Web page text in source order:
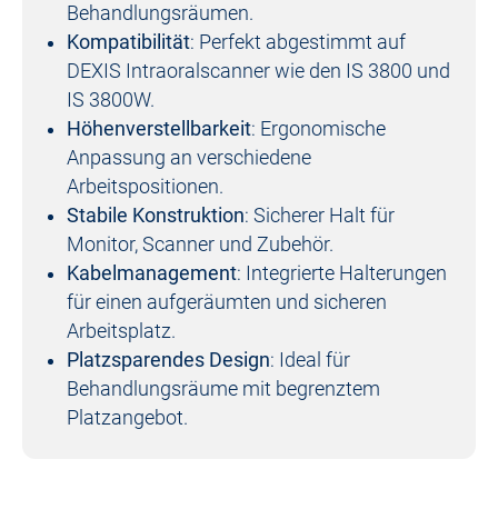
Behandlungsräumen.
Kompatibilität: Perfekt abgestimmt auf
DEXIS Intraoralscanner wie den IS 3800 und
IS 3800W.
Höhenverstellbarkeit: Ergonomische
Anpassung an verschiedene
Arbeitspositionen.
Stabile Konstruktion: Sicherer Halt für
Monitor, Scanner und Zubehör.
Kabelmanagement: Integrierte Halterungen
für einen aufgeräumten und sicheren
Arbeitsplatz.
Platzsparendes Design: Ideal für
Behandlungsräume mit begrenztem
Platzangebot.